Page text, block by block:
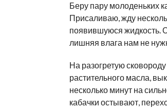
Беру пару молоденьких
Присаливаю, жду
появившуюся
лишняя влага нам не
На разогретую
растительного масла,
несколько минут на
кабачки остывают,